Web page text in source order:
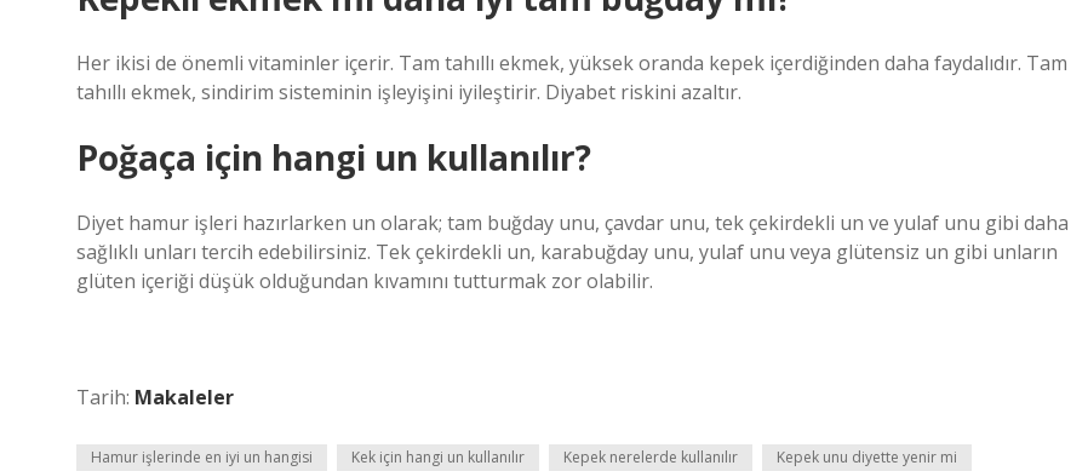
Her ikisi de önemli vitaminler içerir. Tam tahıllı ekmek, yüksek oranda kepek içerdiğinden daha faydalıdır. Tam
tahıllı ekmek, sindirim sisteminin işleyişini iyileştirir. Diyabet riskini azaltır.
Poğaça için hangi un kullanılır?
Diyet hamur işleri hazırlarken un olarak; tam buğday unu, çavdar unu, tek çekirdekli un ve yulaf unu gibi daha
sağlıklı unları tercih edebilirsiniz. Tek çekirdekli un, karabuğday unu, yulaf unu veya glütensiz un gibi unların
glüten içeriği düşük olduğundan kıvamını tutturmak zor olabilir.
Tarih: Makaleler
Hamur işlerinde en iyi un hangisi Kek için hangi un kullanılır Kepek nerelerde kullanılır Kepek unu diyette yenir mi